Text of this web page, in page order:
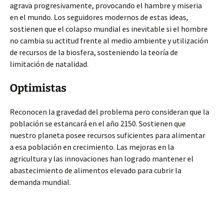
agrava progresivamente, provocando el hambre y miseria
en el mundo. Los seguidores modernos de estas ideas,
sostienen que el colapso mundial es inevitable si el hombre
no cambia su actitud frente al medio ambiente y utilización
de recursos de la biosfera, sosteniendo la teoría de
limitación de natalidad.
Optimistas
Reconocen la gravedad del problema pero consideran que la
población se estancará en el año 2150. Sostienen que
nuestro planeta posee recursos suficientes para alimentar
a esa población en crecimiento. Las mejoras en la
agricultura y las innovaciones han logrado mantener el
abastecimiento de alimentos elevado para cubrir la
demanda mundial.